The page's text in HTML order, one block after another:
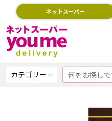
ネットスーパー
カテゴリー